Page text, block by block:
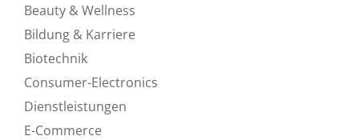
Beauty & Wellness
Bildung & Karriere
Biotechnik
Consumer-Electronics
Dienstleistungen
E-Commerce